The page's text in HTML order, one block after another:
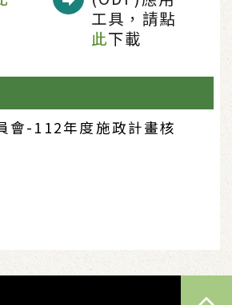
工具，請點
此下載
會-112年度施政計畫核